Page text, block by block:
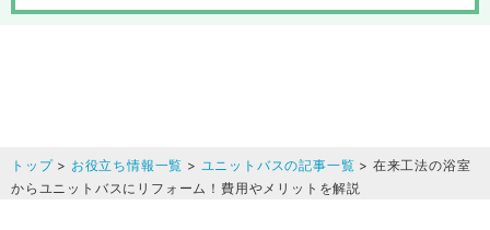
トップ> お役立ち情報一覧 > ユニットバスの記事一覧 > 在来工法の浴室
からユニットバスにリフォーム！費用やメリットを解説